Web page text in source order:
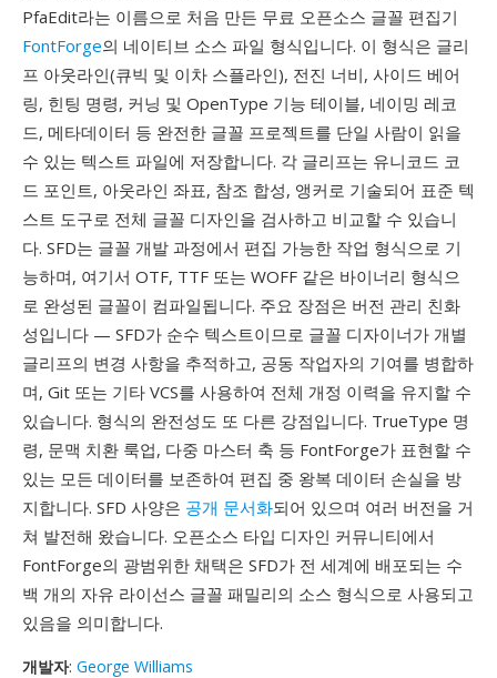
PfaEdit라는 이름으로 처음 만든 무료 오픈소스 글꼴 편집기
FontForge의 네이티브 소스 파일 형식입니다. 이 형식은 글리
프 아웃라인(큐빅 및 이차 스플라인), 전진 너비, 사이드 베어
링, 힌팅 명령, 커닝 및 OpenType 기능 테이블, 네이밍 레코
드, 메타데이터 등 완전한 글꼴 프로젝트를 단일 사람이 읽을
수 있는 텍스트 파일에 저장합니다. 각 글리프는 유니코드 코
드 포인트, 아웃라인 좌표, 참조 합성, 앵커로 기술되어 표준 텍
스트 도구로 전체 글꼴 디자인을 검사하고 비교할 수 있습니
다. SFD는 글꼴 개발 과정에서 편집 가능한 작업 형식으로 기
능하며, 여기서 OTF, TTF 또는 WOFF 같은 바이너리 형식으
로 완성된 글꼴이 컴파일됩니다. 주요 장점은 버전 관리 친화
성입니다 — SFD가 순수 텍스트이므로 글꼴 디자이너가 개별
글리프의 변경 사항을 추적하고, 공동 작업자의 기여를 병합하
며, Git 또는 기타 VCS를 사용하여 전체 개정 이력을 유지할 수
있습니다. 형식의 완전성도 또 다른 강점입니다. TrueType 명
령, 문맥 치환 룩업, 다중 마스터 축 등 FontForge가 표현할 수
있는 모든 데이터를 보존하여 편집 중 왕복 데이터 손실을 방
지합니다. SFD 사양은 공개 문서화되어 있으며 여러 버전을 거
쳐 발전해 왔습니다. 오픈소스 타입 디자인 커뮤니티에서
FontForge의 광범위한 채택은 SFD가 전 세계에 배포되는 수
백 개의 자유 라이선스 글꼴 패밀리의 소스 형식으로 사용되고
있음을 의미합니다.
개발자: George Williams